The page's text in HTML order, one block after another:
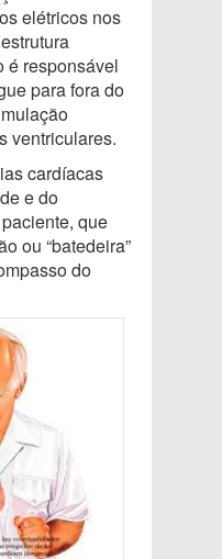
elétricos nos
é responsável
para fora do
ventriculares.
cardíacas
e do
que
ou “batedeira”
do